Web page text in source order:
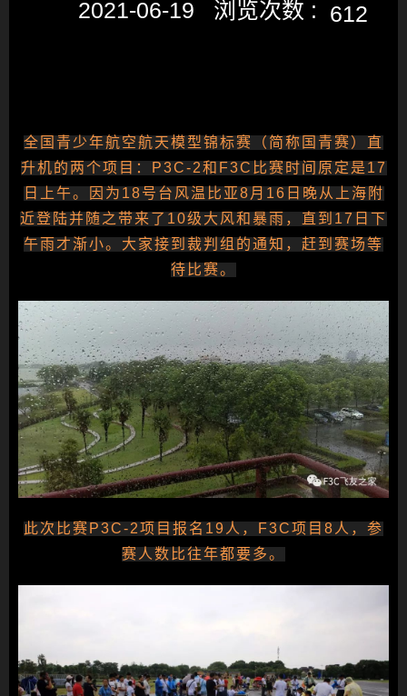
2021-06-19 浏览次数 : 612
全国青少年航空航天模型锦标赛（简称国青赛）直
升机的两个项目：P3C-2和F3C比赛时间原定是17
日上午。因为 18号台风温比亚8月16日晚从上海附
近登陆并随之带来了10级大风和暴雨，直到17日下
午雨才渐小。大家接到裁判组的通知，赶到赛场等
待比赛。
此次比赛P3C-2项目报名19人，F3C项目8人，参
赛人数比往年都要多。